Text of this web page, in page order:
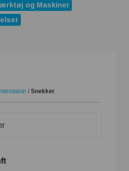
og Maskiner
/ Snekker